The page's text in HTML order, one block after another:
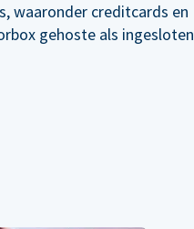
waaronder creditcards en
gehoste als ingesloten